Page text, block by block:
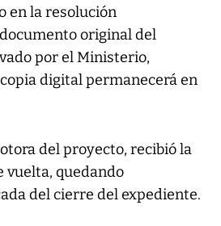
en la resolución
original del
por el Ministerio,
digital permanecerá en
del proyecto, recibió la
vuelta, quedando
del cierre del expediente.